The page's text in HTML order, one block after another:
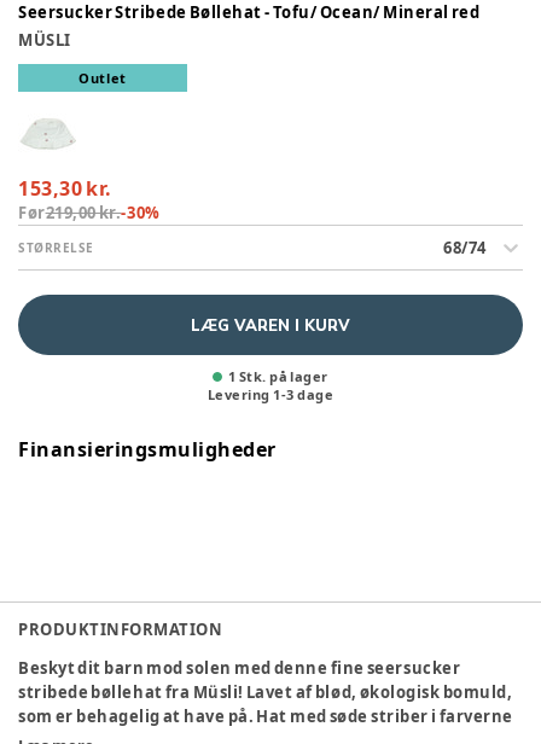
Seersucker Stribede Bøllehat - Tofu/ Ocean/ Mineral red
MÜSLI
Outlet
153,30 kr.
Før219,00 kr.-30%
STØRRELSE 68/74
LÆG VAREN I KURV
1 Stk. på lager
Levering 1-3 dage
Finansieringsmuligheder
PRODUKTINFORMATION
Beskyt dit barn mod solen med denne fine seersucker
stribede bøllehat fra Müsli! Lavet af blød, økologisk bomuld,
som er behagelig at have på. Hat med søde striber i farverne